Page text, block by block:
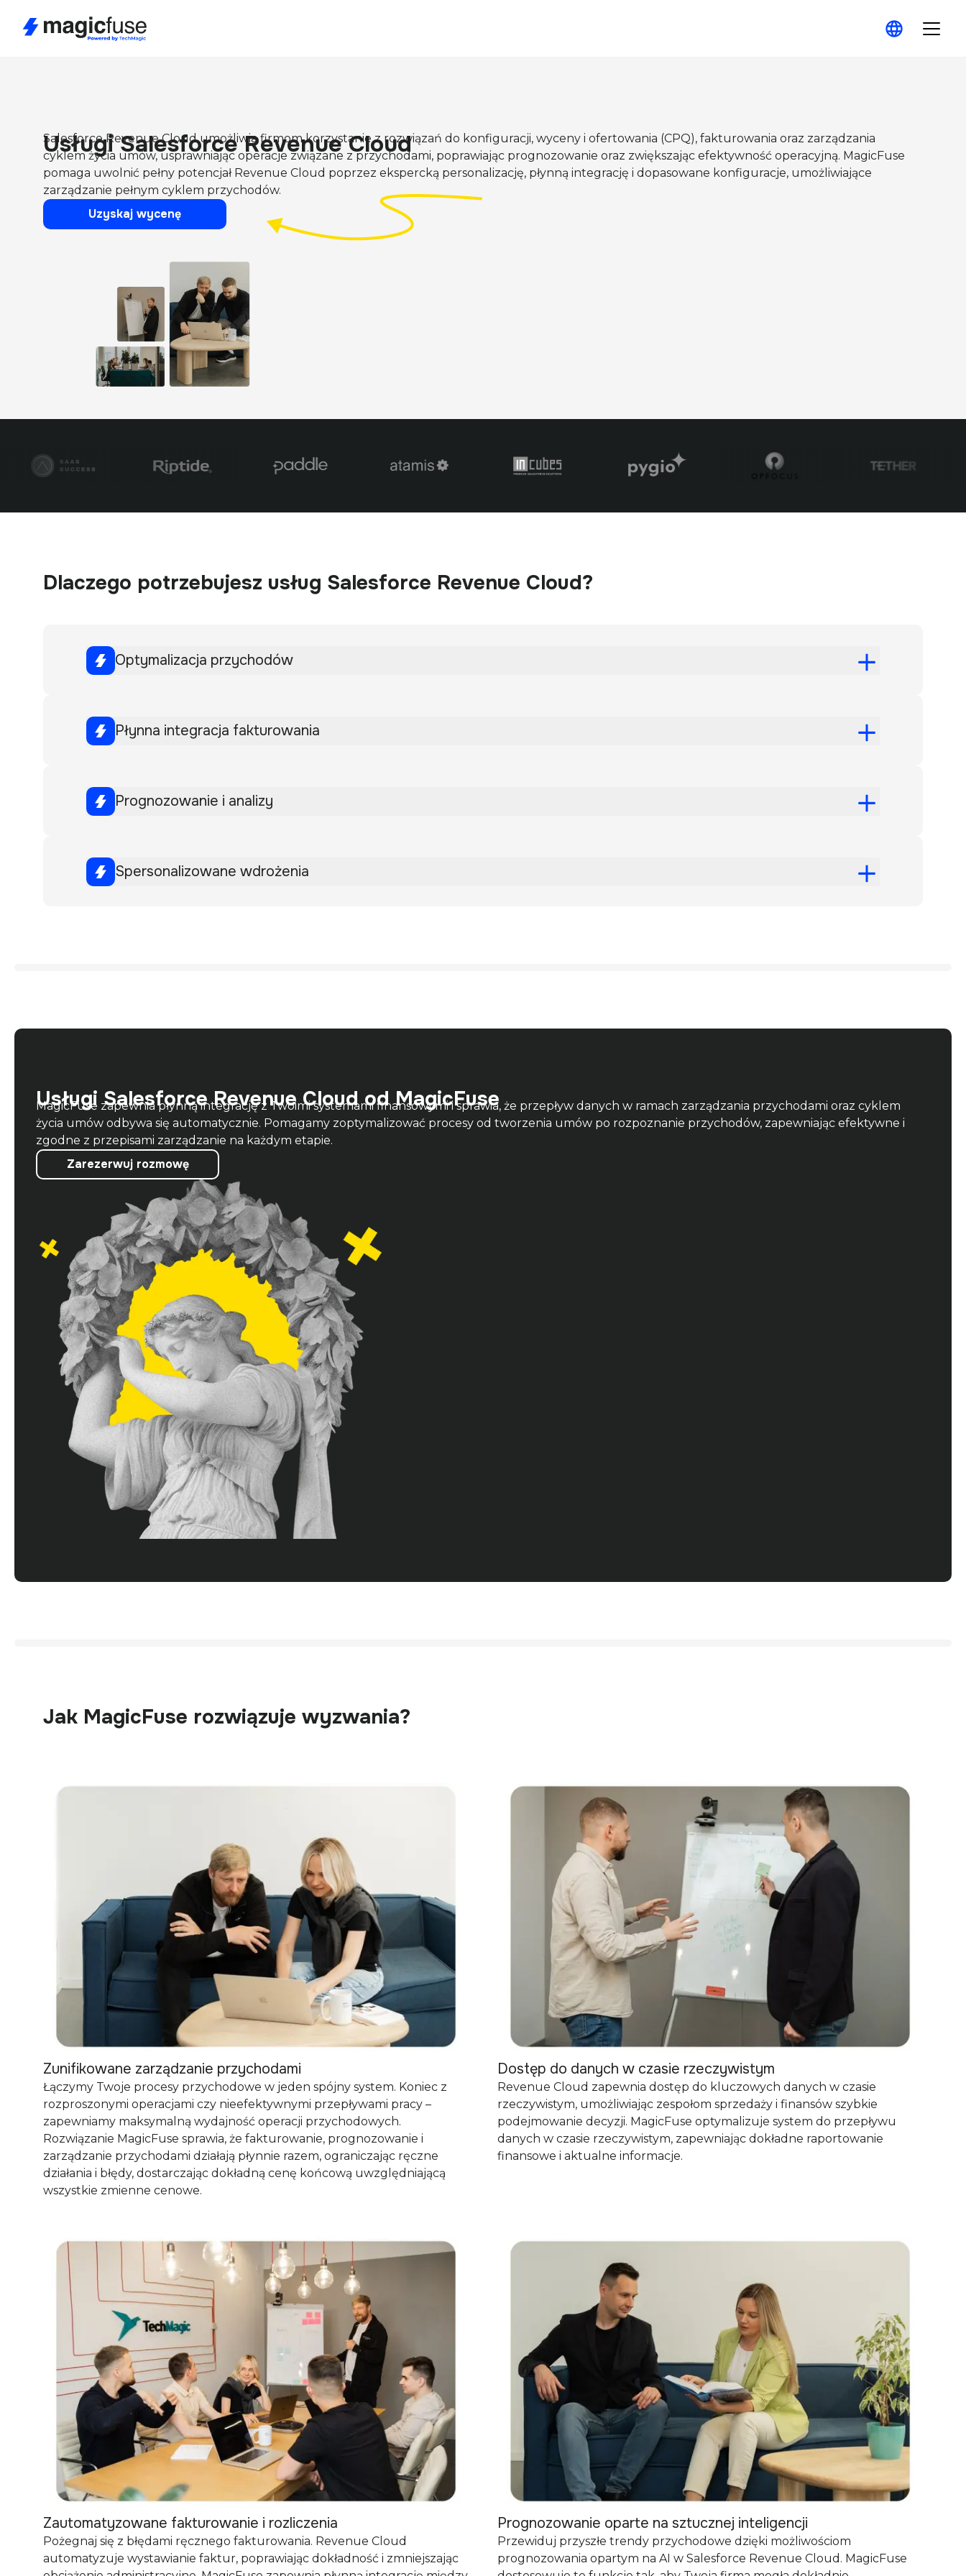
Usługi Salesforce Revenue Cloud
Salesforce Revenue Cloud umożliwia firmom korzystanie z rozwiązań do konfiguracji, wyceny i ofertowania (CPQ), fakturowania oraz zarządzania
cyklem życia umów, usprawniając operacje związane z przychodami, poprawiając prognozowanie oraz zwiększając efektywność operacyjną. MagicFuse
pomaga uwolnić pełny potencjał Revenue Cloud poprzez ekspercką personalizację, płynną integrację i dopasowane konfiguracje, umożliwiające
zarządzanie pełnym cyklem przychodów.
Uzyskaj wycenę
Dlaczego potrzebujesz usług Salesforce Revenue Cloud?
Optymalizacja przychodów
Płynna integracja fakturowania
Prognozowanie i analizy
Spersonalizowane wdrożenia
Usługi Salesforce Revenue Cloud od MagicFuse
MagicFuse zapewnia płynną integrację z Twoimi systemami finansowymi i sprawia, że przepływ danych w ramach zarządzania przychodami oraz cyklem
życia umów odbywa się automatycznie. Pomagamy zoptymalizować procesy od tworzenia umów po rozpoznanie przychodów, zapewniając efektywne i
Zarezerwuj rozmowę
Jak MagicFuse rozwiązuje wyzwania?
Zunifikowane zarządzanie przychodami
Łączymy Twoje procesy przychodowe w jeden spójny system. Koniec z
rozproszonymi operacjami czy nieefektywnymi przepływami pracy –
zapewniamy maksymalną wydajność operacji przychodowych.
Rozwiązanie MagicFuse sprawia, że fakturowanie, prognozowanie i
zarządzanie przychodami działają płynnie razem, ograniczając ręczne
działania i błędy, dostarczając dokładną cenę końcową uwzględniającą
wszystkie zmienne cenowe.
Dostęp do danych w czasie rzeczywistym
Revenue Cloud zapewnia dostęp do kluczowych danych w czasie
rzeczywistym, umożliwiając zespołom sprzedaży i finansów szybkie
podejmowanie decyzji. MagicFuse optymalizuje system do przepływu
danych w czasie rzeczywistym, zapewniając dokładne raportowanie
finansowe i aktualne informacje.
Zautomatyzowane fakturowanie i rozliczenia
Pożegnaj się z błędami ręcznego fakturowania. Revenue Cloud
automatyzuje wystawianie faktur, poprawiając dokładność i zmniejszając
Prognozowanie oparte na sztucznej inteligencji
Przewiduj przyszłe trendy przychodowe dzięki możliwościom
prognozowania opartym na AI w Salesforce Revenue Cloud. MagicFuse